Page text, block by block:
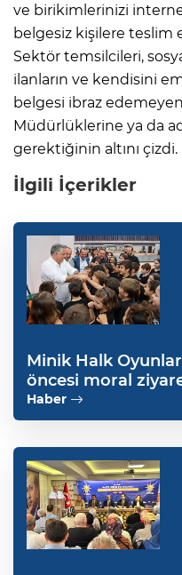
ve birikimlerinizi
belgesiz kişilere teslim
Sektör temsilcileri,
ilanların ve kendisini
belgesi ibraz edemeyen
Müdürlüklerine ya da
gerektiğinin altını çizdi.
İlgili İçerikler
Minik Halk
öncesi moral
Haber